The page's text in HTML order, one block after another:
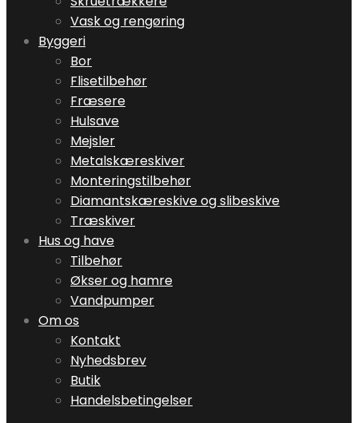
Vask og rengøring
Byggeri
Bor
Flisetilbehør
Fræsere
Hulsave
Mejsler
Metalskæreskiver
Monteringstilbehør
Diamantskæreskive og slibeskive
Træskiver
Hus og have
Tilbehør
Økser og hamre
Vandpumper
Om os
Kontakt
Nyhedsbrev
Butik
Handelsbetingelser